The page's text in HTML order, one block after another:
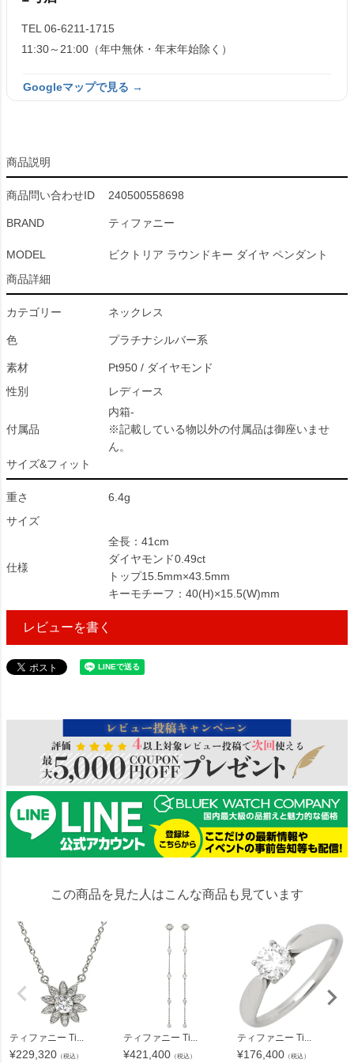
TEL 06-6211-1715
11:30～21:00（年中無休・年末年始除く）
Googleマップで見る →
商品説明
商品問い合わせID 240500558698
BRAND ティファニー
MODEL
ビクトリア ラウンドキー ダイヤ ペンダント
商品詳細
カテゴリー ネックレス
色 プラチナシルバー系
素材
Pt950 / ダイヤモンド
性別
レディース
付属品
内箱-
※記載している物以外の付属品は御座いませ
ん。
サイズ&フィット
重さ
6.4g
サイズ
仕様
全長：41cm
ダイヤモンド0.49ct
トップ15.5mm×43.5mm
キーモチーフ：40(H)×15.5(W)mm
レビューを書く
この商品を見た人はこんな商品も見ています
ティファニー Ti...
¥229,320 （税込）
ティファニー Ti...
¥421,400 （税込）
ティファニー Ti...
¥176,400 （税込）